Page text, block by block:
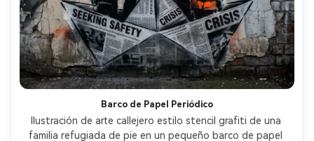
Barco de Papel Periódico
Ilustración de arte callejero estilo stencil grafiti de una
familia refugiada de pie en un pequeño barco de papel
ilimitadas. 100 %
gratis!
Empieza Gratis→